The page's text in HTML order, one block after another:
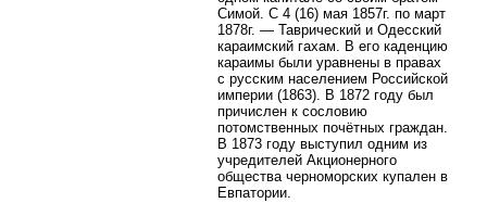
Симой. С 4 (16) мая 1857г. по март
1878г. — Таврический и Одесский
караимский гахам. В его каденцию
караимы были уравнены в правах
с русским населением Российской
империи (1863). В 1872 году был
причислен к сословию
потомственных почётных граждан.
В 1873 году выступил одним из
учредителей Акционерного
общества черноморских купален в
Евпатории.